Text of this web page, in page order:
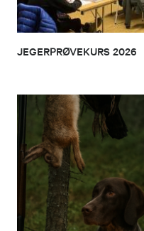
JEGERPRØVEKURS 2026